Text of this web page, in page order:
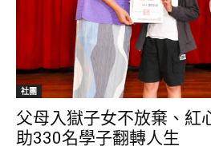
社團
父母入獄子女不放棄、紅
助330名學子翻轉人生